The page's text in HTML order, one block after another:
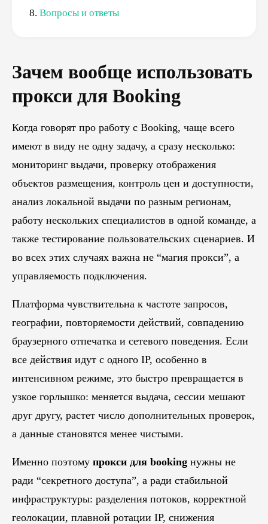
Вопросы и ответы
Зачем вообще использовать
прокси для Booking
Когда говорят про работу с Booking, чаще всего
имеют в виду не одну задачу, а сразу несколько:
мониторинг выдачи, проверку отображения
объектов размещения, контроль цен и доступности,
анализ локальной выдачи по разным регионам,
работу нескольких специалистов в одной команде, а
также тестирование пользовательских сценариев. И
во всех этих случаях важна не “магия прокси”, а
управляемость подключения.
Платформа чувствительна к частоте запросов,
географии, повторяемости действий, совпадению
браузерного отпечатка и сетевого поведения. Если
все действия идут с одного IP, особенно в
интенсивном режиме, это быстро превращается в
узкое горлышко: меняется выдача, сессии мешают
друг другу, растет число дополнительных проверок,
а данные становятся менее чистыми.
Именно поэтому прокси для booking нужны не
ради “секретного доступа”, а ради стабильной
инфраструктуры: разделения потоков, корректной
геолокации, плавной ротации IP, снижения